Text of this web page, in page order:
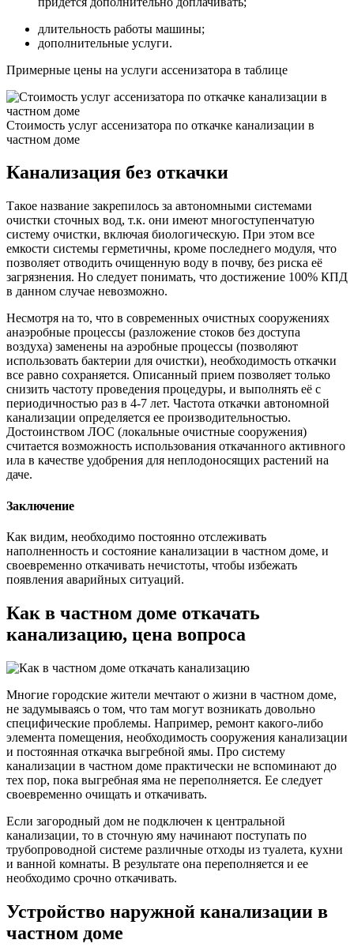
длительность работы машины;
дополнительные услуги.
Примерные цены на услуги ассенизатора в таблице
Стоимость услуг ассенизатора по откачке канализации в
частном доме
Канализация без откачки
Такое название закрепилось за автономными системами
очистки сточных вод, т.к. они имеют многоступенчатую
систему очистки, включая биологическую. При этом все
емкости системы герметичны, кроме последнего модуля, что
позволяет отводить очищенную воду в почву, без риска её
загрязнения. Но следует понимать, что достижение 100% КПД
в данном случае невозможно.
Несмотря на то, что в современных очистных сооружениях
анаэробные процессы (разложение стоков без доступа
воздуха) заменены на аэробные процессы (позволяют
использовать бактерии для очистки), необходимость откачки
все равно сохраняется. Описанный прием позволяет только
снизить частоту проведения процедуры, и выполнять её с
периодичностью раз в 4-7 лет. Частота откачки автономной
канализации определяется ее производительностью.
Достоинством ЛОС (локальные очистные сооружения)
считается возможность использования откачанного активного
ила в качестве удобрения для неплодоносящих растений на
даче.
Заключение
Как видим, необходимо постоянно отслеживать
наполненность и состояние канализации в частном доме, и
своевременно откачивать нечистоты, чтобы избежать
появления аварийных ситуаций.
Как в частном доме откачать
канализацию, цена вопроса
Многие городские жители мечтают о жизни в частном доме,
не задумываясь о том, что там могут возникать довольно
специфические проблемы. Например, ремонт какого-либо
элемента помещения, необходимость сооружения канализации
и постоянная откачка выгребной ямы. Про систему
канализации в частном доме практически не вспоминают до
тех пор, пока выгребная яма не переполняется. Ее следует
своевременно очищать и откачивать.
Если загородный дом не подключен к центральной
канализации, то в сточную яму начинают поступать по
трубопроводной системе различные отходы из туалета, кухни
и ванной комнаты. В результате она переполняется и ее
необходимо срочно откачивать.
Устройство наружной канализации в
частном доме